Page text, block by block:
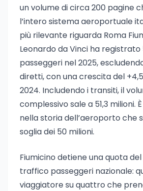
un volume di circa 200 pagine
l’intero sistema aeroportuale
più rilevante riguarda Roma
Leonardo da Vinci ha registrato
passeggeri nel 2025,
diretti, con una crescita del
2024. Includendo i transiti, il
complessivo sale a 51,3 milioni.
nella storia dell’aeroporto che
soglia dei 50 milioni.
Fiumicino detiene una quota del
traffico passeggeri nazionale:
viaggiatore su quattro che